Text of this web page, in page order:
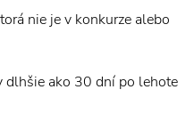
nie je v konkurze alebo
dlhšie ako 30 dní po lehote